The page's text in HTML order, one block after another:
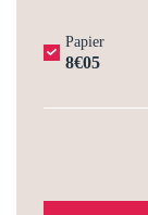
Papier
8€05